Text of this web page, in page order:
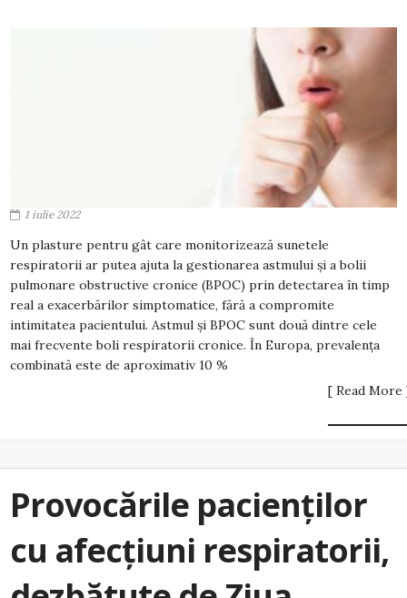
1 iulie 2022
Un plasture pentru gât care monitorizează sunetele
respiratorii ar putea ajuta la gestionarea astmului și a bolii
pulmonare obstructive cronice (BPOC) prin detectarea în timp
real a exacerbărilor simptomatice, fără a compromite
intimitatea pacientului. Astmul și BPOC sunt două dintre cele
mai frecvente boli respiratorii cronice. În Europa, prevalența
combinată este de aproximativ 10 %
[ Read More
Provocările pacienților
cu afecțiuni respiratorii,